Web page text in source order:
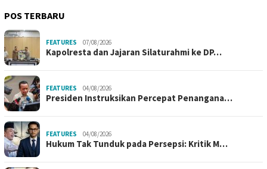
POS TERBARU
FEATURES 07/08/2026
Kapolresta dan Jajaran Silaturahmi ke DP…
FEATURES 04/08/2026
Presiden Instruksikan Percepat Penangana…
FEATURES 04/08/2026
Hukum Tak Tunduk pada Persepsi: Kritik M…